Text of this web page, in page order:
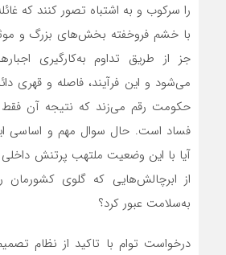
را سرکوب و به اشتباه تصور کنند که
با خشم فروخفته بخش‌های بزرگ و
جز از طریق تداوم به‌‌‌‌‌‌کارگیری
می‌شود و این فرآیند، فاصله و قهری
حکومت رقم می‌زند که نتیجه آن فقط
فساد است. حال سوال مهم و اساسی
آیا با این وضعیت ملتهب پرتنش
از ابرچالش‌هایی که گلوی کشورمان
به‌‌‌‌‌‌سلامت عبور کرد؟
درخواست توام با تاکید از نظام